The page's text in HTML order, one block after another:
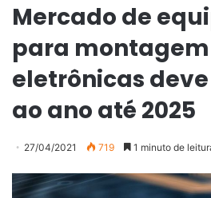
Mercado de
para
eletrônicas deve
ao ano até 2025
27/04/2021 719 1 minuto de